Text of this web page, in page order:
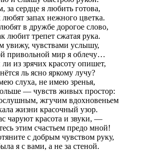
за сердце я любить готова,
любят запах нежного цветка.
в дружбе дорогое слово,
любит трепет сжатая рука.
увижу, чувствами услышу,
привольной мир я облечу…
из зрячих красоту опишет,
ль ясно яркому лучу?
слуха, не имею зренья,
— чувств живых простор:
жгучим вдохновеньем
жизни красочный узор.
чаруют красота и звуки, —
этим счастьем предо мной!
с добрым чувством руку,
я с вами, а не за стеной.